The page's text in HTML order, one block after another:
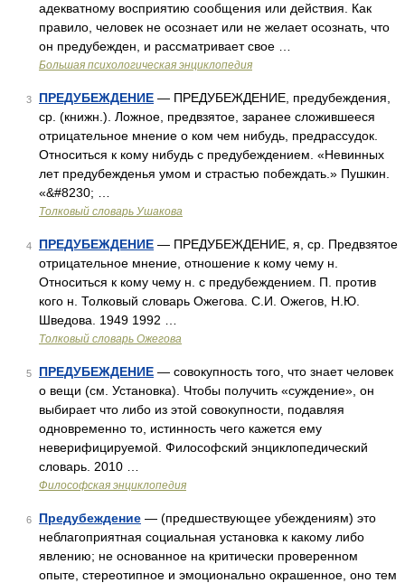
адекватному восприятию сообщения или действия. Как
правило, человек не осознает или не желает осознать, что
он предубежден, и рассматривает свое …
Большая психологическая энциклопедия
3 ПРЕДУБЕЖДЕНИЕ — ПРЕДУБЕЖДЕНИЕ, предубеждения,
ср. (книжн.). Ложное, предвзятое, заранее сложившееся
отрицательное мнение о ком чем нибудь, предрассудок.
Относиться к кому нибудь с предубеждением. «Невинных
лет предубежденья умом и страстью побеждать.» Пушкин.
«&#8230; …
Толковый словарь Ушакова
4 ПРЕДУБЕЖДЕНИЕ — ПРЕДУБЕЖДЕНИЕ, я, ср. Предвзятое
отрицательное мнение, отношение к кому чему н.
Относиться к кому чему н. с предубеждением. П. против
кого н. Толковый словарь Ожегова. С.И. Ожегов, Н.Ю.
Шведова. 1949 1992 …
Толковый словарь Ожегова
5 ПРЕДУБЕЖДЕНИЕ — совокупность того, что знает человек
о вещи (см. Установка). Чтобы получить «суждение», он
выбирает что либо из этой совокупности, подавляя
одновременно то, истинность чего кажется ему
неверифицируемой. Философский энциклопедический
словарь. 2010 …
Философская энциклопедия
6 Предубеждение — (предшествующее убеждениям) это
неблагоприятная социальная установка к какому либо
явлению; не основанное на критически проверенном
опыте, стереотипное и эмоционально окрашенное, оно тем